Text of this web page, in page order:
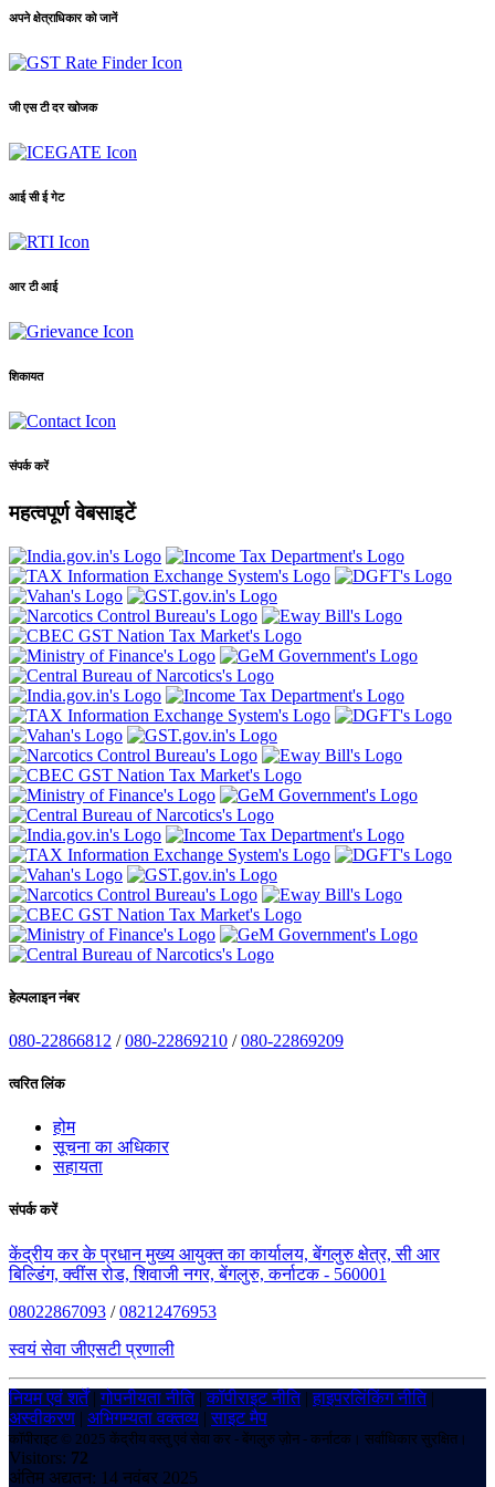
अपने क्षेत्राधिकार को जानें
जी एस टी दर खोजक
आई सी ई गेट
आर टी आई
शिकायत
संपर्क करें
महत्वपूर्ण वेबसाइटें
हेल्पलाइन नंबर
080-22866812 /080-22869210 /080-22869209
त्वरित लिंक
होम
सूचना का अधिकार
सहायता
संपर्क करें
केंद्रीय कर के प्रधान मुख्य आयुक्त का कार्यालय, बेंगलुरु क्षेत्र, सी आर
बिल्डिंग, क्वींस रोड, शिवाजी नगर, बेंगलुरु, कर्नाटक - 560001
08022867093 /08212476953
स्वयं सेवा जीएसटी प्रणाली
नियम एवं शर्तें|गोपनीयता नीति|कॉपीराइट नीति|हाइपरलिंकिंग नीति|
अस्वीकरण | अभिगम्यता वक्तव्य |साइट मैप
कॉपीराइट © 2025 केंद्रीय वस्तु एवं सेवा कर - बेंगलुरु ज़ोन - कर्नाटक। सर्वाधिकार सुरक्षित।
Visitors: 72
अंतिम अद्यतन: 14 नवंबर 2025